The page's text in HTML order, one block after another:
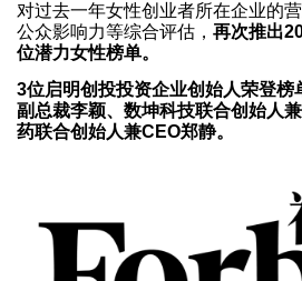
对过去一年女性创业者所在企业的
公众影响力等综合评估， 再次推出
位潜力女性榜单。
3位启明创投投资企业创始人荣登榜
副总裁李颖、数坤科技联合创始人
药联合创始人兼CEO郑静。